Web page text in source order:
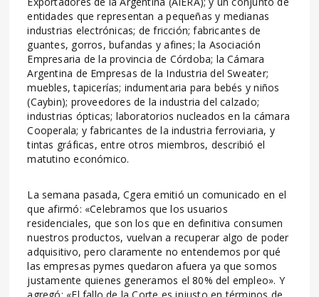
entidades que representan a pequeñas y medianas
industrias electrónicas; de fricción; fabricantes de
guantes, gorros, bufandas y afines; la Asociación
Empresaria de la provincia de Córdoba; la Cámara
Argentina de Empresas de la Industria del Sweater;
muebles, tapicerías; indumentaria para bebés y niños
(Caybin); proveedores de la industria del calzado;
industrias ópticas; laboratorios nucleados en la cámara
Cooperala; y fabricantes de la industria ferroviaria, y
tintas gráficas, entre otros miembros, describió el
matutino económico.
La semana pasada, Cgera emitió un comunicado en el
que afirmó: «Celebramos que los usuarios
residenciales, que son los que en definitiva consumen
nuestros productos, vuelvan a recuperar algo de poder
adquisitivo, pero claramente no entendemos por qué
las empresas pymes quedaron afuera ya que somos
justamente quienes generamos el 80% del empleo». Y
agregó: «El fallo de la Corte es injusto en términos de